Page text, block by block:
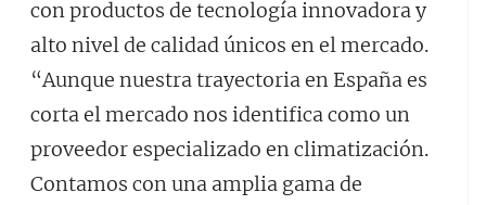
con productos de tecnología innovadora y
alto nivel de calidad únicos en el mercado.
“Aunque nuestra trayectoria en España es
corta el mercado nos identifica como un
proveedor especializado en climatización.
Contamos con una amplia gama de